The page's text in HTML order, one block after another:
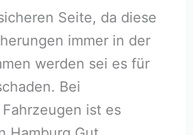
Seite, da diese
immer in der
werden sei es für
Bei
ist es